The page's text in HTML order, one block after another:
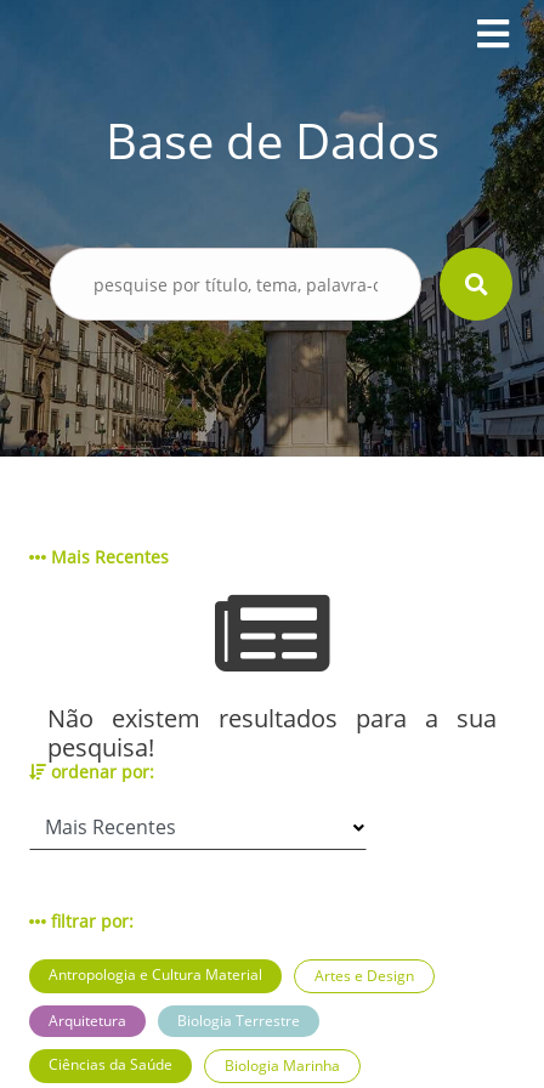
Base de Dados
Mais Recentes
Não existem resultados para a sua
pesquisa!
ordenar por:
filtrar por:
Antropologia e Cultura Material Artes e Design
Arquitetura Biologia Terrestre
Ciências da Saúde Biologia Marinha